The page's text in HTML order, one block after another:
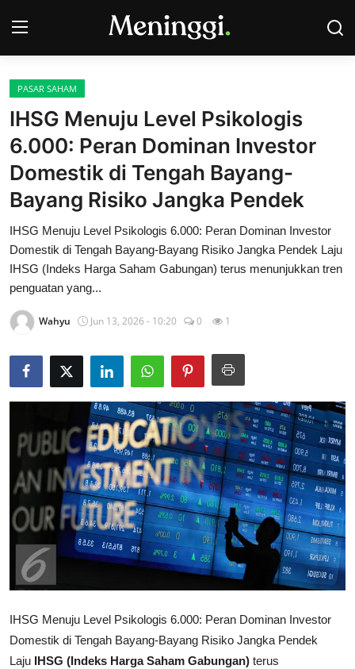
Contact
Pasar Saham
Bisnis
Korporasi
Kripto
Obligasi & Reksadana
Rekomendasi
PASAR SAHAM
IHSG Menuju Level Psikologis
6.000: Peran Dominan Investor
Domestik di Tengah Bayang-
Bayang Risiko Jangka Pendek
IHSG Menuju Level Psikologis 6.000: Peran Dominan Investor
Domestik di Tengah Bayang-Bayang Risiko Jangka Pendek Laju
IHSG (Indeks Harga Saham Gabungan) terus menunjukkan tren
penguatan yang...
Wahyu Jun 13, 2026 - 10:20 0 1
IHSG Menuju Level Psikologis 6.000: Peran Dominan Investor
Domestik di Tengah Bayang-Bayang Risiko Jangka Pendek
Laju IHSG (Indeks Harga Saham Gabungan) terus